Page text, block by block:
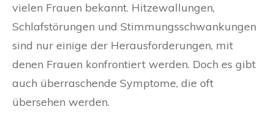
vielen Frauen bekannt. Hitzewallungen,
Schlafstörungen und Stimmungsschwankungen
sind nur einige der Herausforderungen, mit
denen Frauen konfrontiert werden. Doch es gibt
auch überraschende Symptome, die oft
übersehen werden.